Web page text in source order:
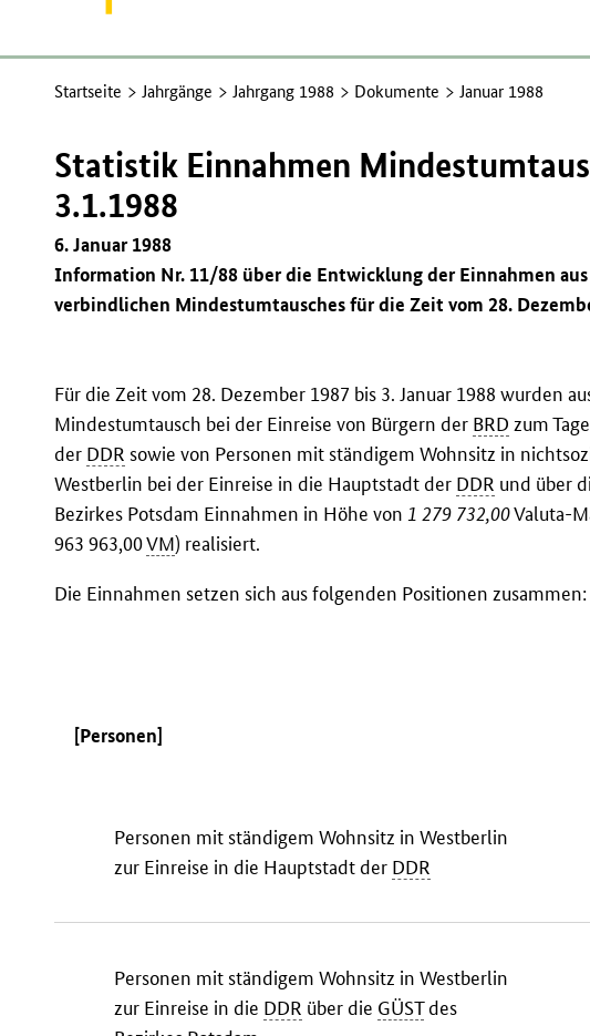
Startseite Jahrgänge Jahrgang 1988 Dokumente Januar 1988
Statistik Einnahmen
3.1.1988
6. Januar 1988
Information Nr. 11/88 über die Entwicklung der Einnahmen
verbindlichen Mindestumtausches für die Zeit vom 28.
Für die Zeit vom 28. Dezember 1987 bis 3. Januar 1988 wurden
Mindestumtausch bei der Einreise von Bürgern der BRD zum
der DDR sowie von Personen mit ständigem Wohnsitz in
Westberlin bei der Einreise in die Hauptstadt der DDR und über
Bezirkes Potsdam Einnahmen in Höhe von1 279 732,00Valuta-
963 963,00VM) realisiert.
Die Einnahmen setzen sich aus folgenden Positionen zusammen:
[Personen]
Personen mit ständigem Wohnsitz in Westberlin
zur Einreise in die Hauptstadt der DDR
Personen mit ständigem Wohnsitz in Westberlin
zur Einreise in die DDR über die GÜSTdes